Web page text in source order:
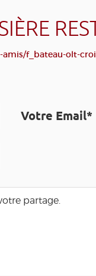
f_bateau-olt-
Votre Email*